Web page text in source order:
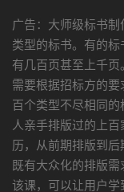
广告：大师级标书
类型的标书。有的
有几百页甚至上千
需要根据招标方的
百个类型不尽相同
人亲手排版过的上
历，从前期排版到
既有大众化的排版
该课，可以让用户